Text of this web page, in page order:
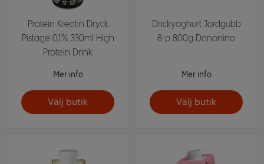
Protein Kreatin Dryck
Pistage 0,1% 330ml High
Protein Drink
Mer info
Välj butik
Drickyoghurt Jordgubb
8-p 800g Danonino
Mer info
Välj butik